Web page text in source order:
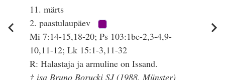
11. märts
2. paastulaupäev
Mi 7:14-15,18-20; Ps 103:1bc-2,3-4,9-
10,11-12; Lk 15:1-3,11-32
R: Halastaja ja armuline on Issand.
† isa Bruno Borucki SJ (1988, Münster)